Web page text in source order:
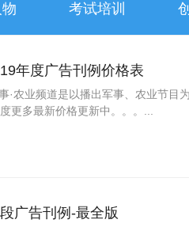
考试培训
年度广告刊例价格表
·农业频道是以播出军事、农业节目
更多最新价格更新中。。。...
广告刊例-最全版